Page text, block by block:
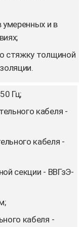
умеренных и в
;
стяжку толщиной
Гц;
кабеля -
кабеля -
секции - ВВГзЭ-
кабеля -